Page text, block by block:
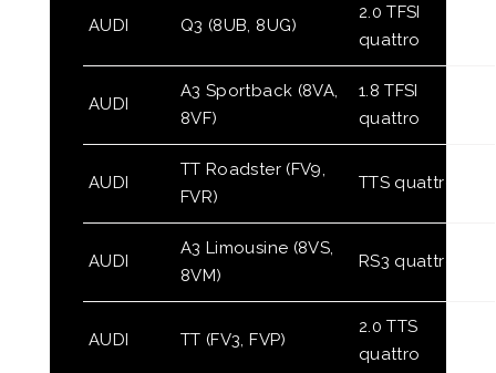
AUDI Q3 (8UB, 8UG)
2.0 TFSI
quattro
AUDI
A3 Sportback (8VA,
8VF)
1.8 TFSI
quattro
AUDI
TT Roadster (FV9,
FVR)
TTS quattro
AUDI
A3 Limousine (8VS,
8VM)
RS3 quattro
AUDI TT (FV3, FVP)
2.0 TTS
quattro